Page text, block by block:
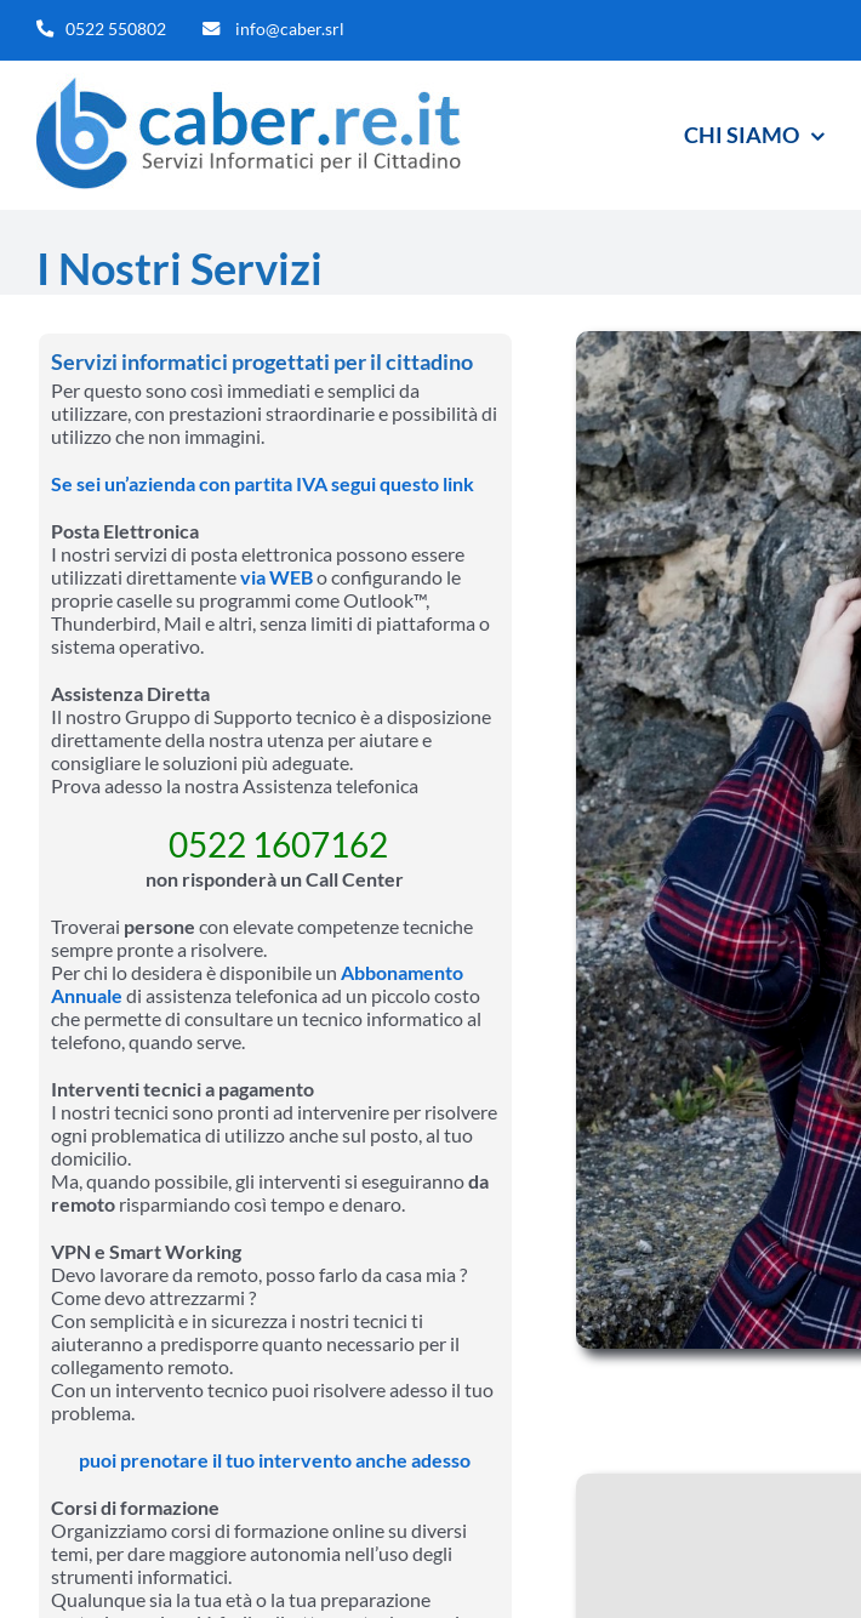
contenuto
0522 550802 info@caber.srl
CHI SIAMO
I Nostri Servizi
Servizi informatici progettati per il cittadino
Per questo sono così immediati e semplici da
utilizzare, con prestazioni straordinarie e possibilità di
utilizzo che non immagini.
Se sei un’azienda con partita IVA segui questo link
Posta Elettronica
I nostri servizi di posta elettronica possono essere
utilizzati direttamentevia WEBo configurando le
proprie caselle su programmi come Outlook™,
Thunderbird, Mail e altri, senza limiti di piattaforma o
sistema operativo.
Assistenza Diretta
Il nostro Gruppo di Supporto tecnico è a disposizione
direttamente della nostra utenza per aiutare e
consigliare le soluzioni più adeguate.
Prova adesso la nostra Assistenza telefonica
0522 1607162
non risponderà un Call Center
Troverai persone con elevate competenze tecniche
sempre pronte a risolvere.
Per chi lo desidera è disponibile un Abbonamento
Annuale di assistenza telefonica ad un piccolo costo
che permette di consultare un tecnico informatico al
telefono, quando serve.
Interventi tecnici a pagamento
I nostri tecnici sono pronti ad intervenire per risolvere
ogni problematica di utilizzo anche sul posto, al tuo
domicilio.
Ma, quando possibile, gli interventi si eseguirannoda
remoto risparmiando così tempo e denaro.
VPN e Smart Working
Devo lavorare da remoto, posso farlo da casa mia ?
Come devo attrezzarmi ?
Con semplicità e in sicurezza i nostri tecnici ti
aiuteranno a predisporre quanto necessario per il
collegamento remoto.
Con un intervento tecnico puoi risolvere adesso il tuo
problema.
puoi prenotare il tuo intervento anche adesso
Corsi di formazione
Organizziamo corsi di formazione online su diversi
temi, per dare maggiore autonomia nell’uso degli
strumenti informatici.
Qualunque sia la tua età o la tua preparazione